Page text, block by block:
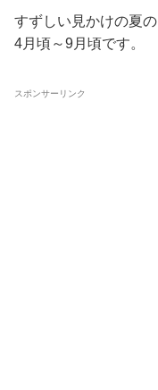
すずしい見かけの夏
4月頃～9月頃です。
スポンサーリンク